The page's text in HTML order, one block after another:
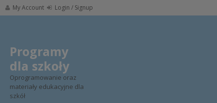
Skip
to
My Account Login / Signup
Programy
dla szkoły
Oprogramowanie oraz
materiały edukacyjne dla
szkół